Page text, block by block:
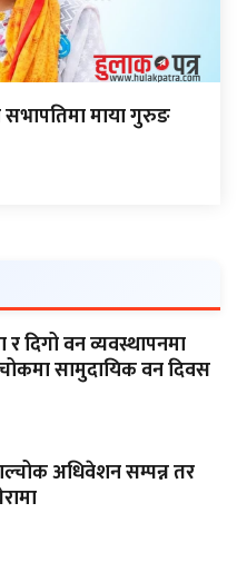
सभापतिमा माया गुरुङ
र दिगो वन व्यवस्थापनमा
सामुदायिक वन दिवस
अधिवेशन सम्पन्न तर